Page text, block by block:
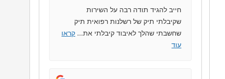
חייב להגיד תודה רבה על השירות
שקיבלתי תיק של רשלנות רפואית תיק
שחשבתי שהלך לאיבוד קיבלתי את... קראו
עוד